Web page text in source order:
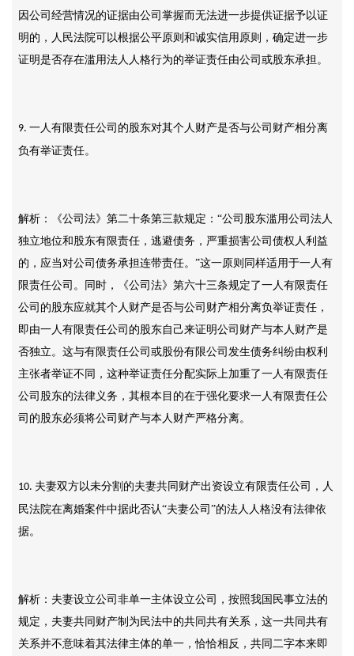
因公司经营情况的证据由公司掌握而无法进一步提供证据予以证
明的，人民法院可以根据公平原则和诚实信用原则，确定进一步
证明是否存在滥用法人人格行为的举证责任由公司或股东承担。
9.一人有限责任公司的股东对其个人财产是否与公司财产相分离
负有举证责任。
解析：《公司法》第二十条第三款规定：“公司股东滥用公司法人
独立地位和股东有限责任，逃避债务，严重损害公司债权人利益
的，应当对公司债务承担连带责任。”这一原则同样适用于一人有
限责任公司。同时，《公司法》第六十三条规定了一人有限责任
公司的股东应就其个人财产是否与公司财产相分离负举证责任，
即由一人有限责任公司的股东自己来证明公司财产与本人财产是
否独立。这与有限责任公司或股份有限公司发生债务纠纷由权利
主张者举证不同，这种举证责任分配实际上加重了一人有限责任
公司股东的法律义务，其根本目的在于强化要求一人有限责任公
司的股东必须将公司财产与本人财产严格分离。
10. 夫妻双方以未分割的夫妻共同财产出资设立有限责任公司，人
民法院在离婚案件中据此否认“夫妻公司”的法人人格没有法律依
据。
解析：夫妻设立公司非单一主体设立公司，按照我国民事立法的
规定，夫妻共同财产制为民法中的共同共有关系，这一共同共有
关系并不意味着其法律主体的单一，恰恰相反，共同二字本来即